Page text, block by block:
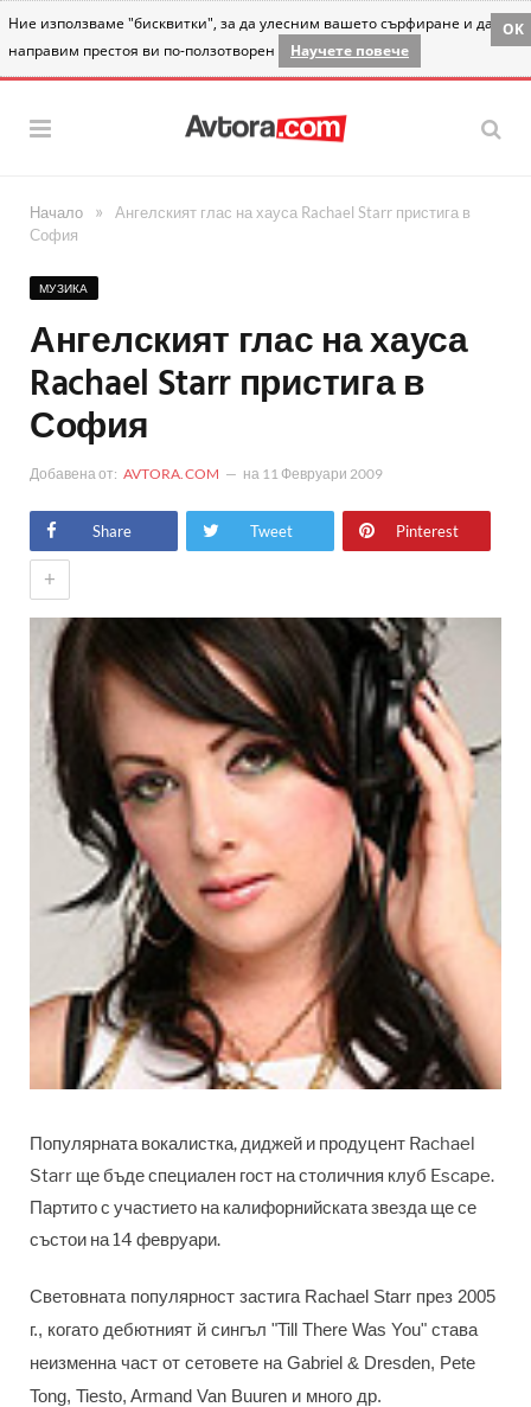
Ние използваме "бисквитки", за да улесним вашето сърфиране и да
направим престоя ви по-ползотворен
Научете повече
OK
Начало »
Ангелският глас на хауса Rachael Starr пристига в
София
МУЗИКА
Ангелският глас на хауса
Rachael Starr пристига в
София
Добавена от: AVTORA.COM на 11 Февруари 2009
Share Tweet Pinterest
+
Популярната вокалистка, диджей и продуцент Rachael
Starr ще бъде специален гост на столичния клуб Escape.
Партито с участието на калифорнийската звезда ще се
състои на 14 февруари.
Световната популярност застига Rachael Starr през 2005
г., когато дебютният й сингъл "Till There Was You" става
неизменна част от сетовете на Gabriel & Dresden, Pete
Tong, Tiesto, Armand Van Buuren и много др.